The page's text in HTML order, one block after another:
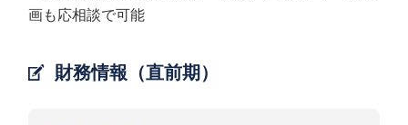
画も応相談で可能
財務情報（直前期）